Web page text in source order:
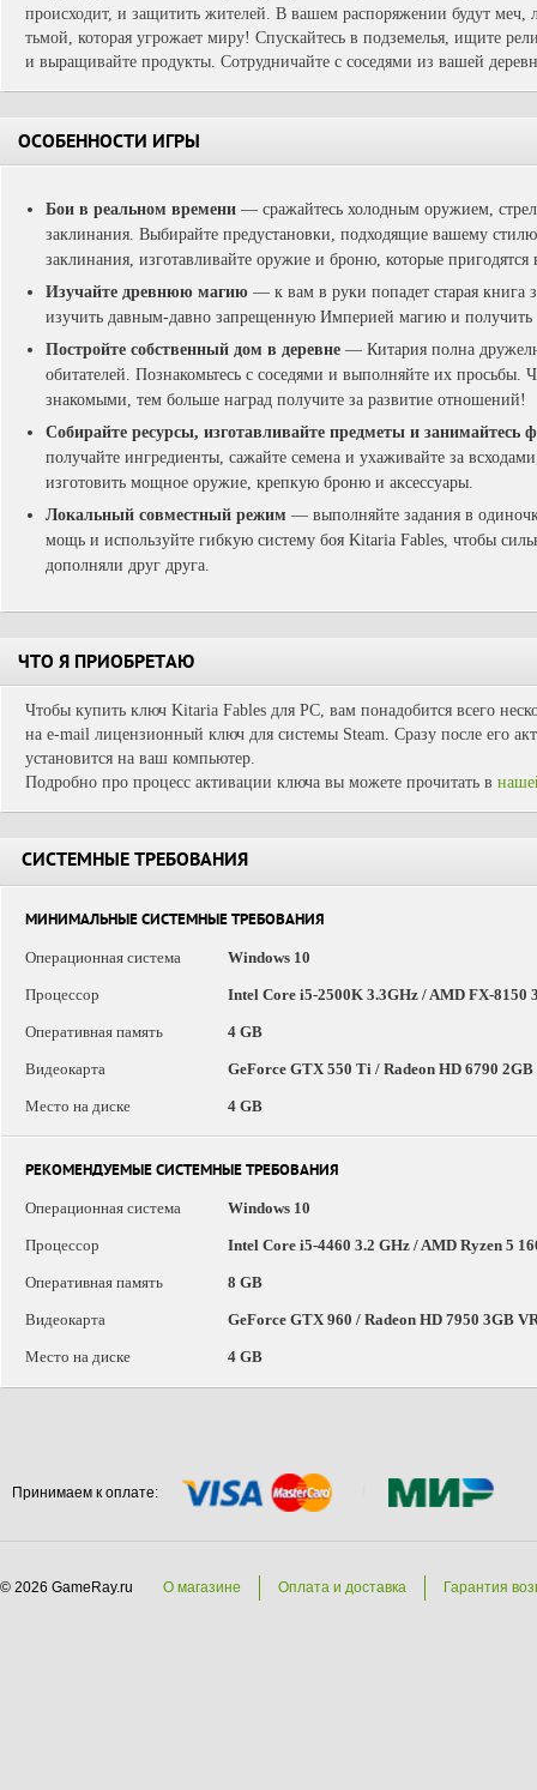
происходит, и защитить жителей. В вашем распоряжении будут меч,
тьмой, которая угрожает миру! Спускайтесь в подземелья, ищите
и выращивайте продукты. Сотрудничайте с соседями из вашей
ОСОБЕННОСТИ ИГРЫ
Бои в реальном времени — сражайтесь холодным оружием,
заклинания. Выбирайте предустановки, подходящие вашему
заклинания, изготавливайте оружие и броню, которые пригодятся
Изучайте древнюю магию — к вам в руки попадет старая книга
изучить давным-давно запрещенную Империей магию и получить
Постройте собственный дом в деревне — Китария полна
обитателей. Познакомьтесь с соседями и выполняйте их
знакомыми, тем больше наград получите за развитие отношений!
Собирайте ресурсы, изготавливайте предметы и занимайтесь
получайте ингредиенты, сажайте семена и ухаживайте за
изготовить мощное оружие, крепкую броню и аксессуары.
Локальный совместный режим — выполняйте задания в
мощь и используйте гибкую систему боя Kitaria Fables, чтобы
дополняли друг друга.
ЧТО Я ПРИОБРЕТАЮ
Чтобы купить ключ Kitaria Fables для PC, вам понадобится всего
на e-mail лицензионный ключ для системы Steam. Сразу после его
установится на ваш компьютер.
Подробно про процесс активации ключа вы можете прочитать в
СИСТЕМНЫЕ ТРЕБОВАНИЯ
МИНИМАЛЬНЫЕ СИСТЕМНЫЕ ТРЕБОВАНИЯ
Операционная система
Windows 10
Процессор Intel Core i5-2500K 3.3GHz / AMD FX-8150
Оперативная память 4 GB
Видеокарта GeForce GTX 550 Ti / Radeon HD 6790
Место на диске 4 GB
РЕКОМЕНДУЕМЫЕ СИСТЕМНЫЕ ТРЕБОВАНИЯ
Операционная система
Windows 10
Процессор Intel Core i5-4460 3.2 GHz / AMD Ryzen 5
Оперативная память 8 GB
Видеокарта GeForce GTX 960 / Radeon HD 7950 3GB
Место на диске 4 GB
Принимаем к оплате:
© 2026 GameRay.ru О магазине Оплата и доставка Гарантия